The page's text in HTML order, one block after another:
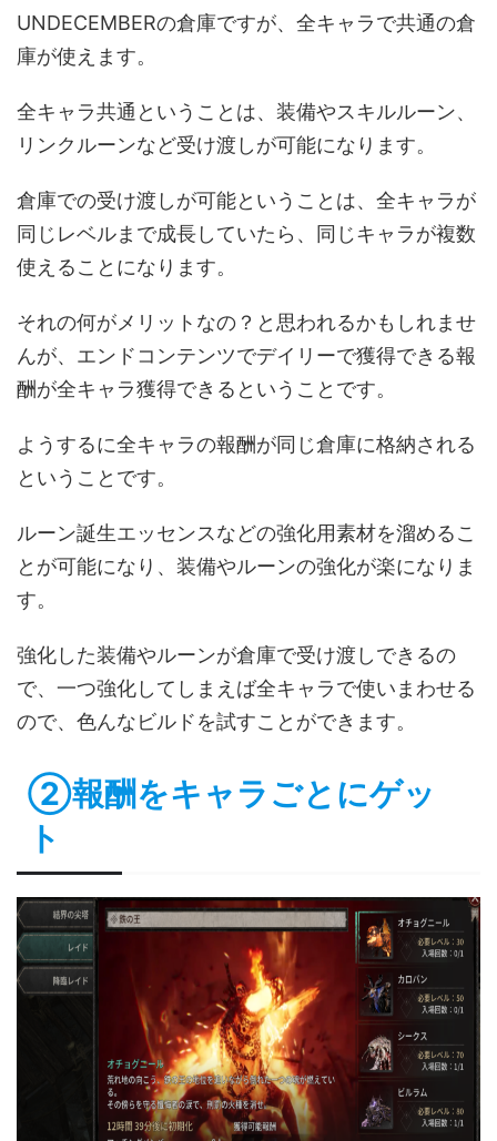
UNDECEMBERの倉庫ですが、全キャラで共通の倉
庫が使えます。
全キャラ共通ということは、装備やスキルルーン、
リンクルーンなど受け渡しが可能になります。
倉庫での受け渡しが可能ということは、全キャラが
同じレベルまで成長していたら、同じキャラが複数
使えることになります。
それの何がメリットなの？と思われるかもしれませ
んが、エンドコンテンツでデイリーで獲得できる報
酬が全キャラ獲得できるということです。
ようするに全キャラの報酬が同じ倉庫に格納される
ということです。
ルーン誕生エッセンスなどの強化用素材を溜めるこ
とが可能になり、装備やルーンの強化が楽になりま
す。
強化した装備やルーンが倉庫で受け渡しできるの
で、一つ強化してしまえば全キャラで使いまわせる
ので、色んなビルドを試すことができます。
②報酬をキャラごとにゲッ
ト